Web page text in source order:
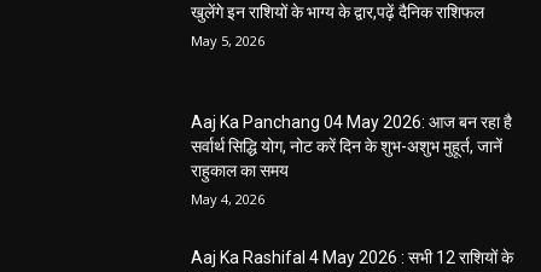
खुलेंगे इन राशियों के भाग्य के द्वार,पढ़ें दैनिक राशिफल
May 5, 2026
Aaj Ka Panchang 04 May 2026: आज बन रहा है
सर्वार्थ सिद्धि योग, नोट करें दिन के शुभ-अशुभ मुहूर्त, जानें
राहुकाल का समय
May 4, 2026
Aaj Ka Rashifal 4 May 2026 : सभी 12 राशियों के